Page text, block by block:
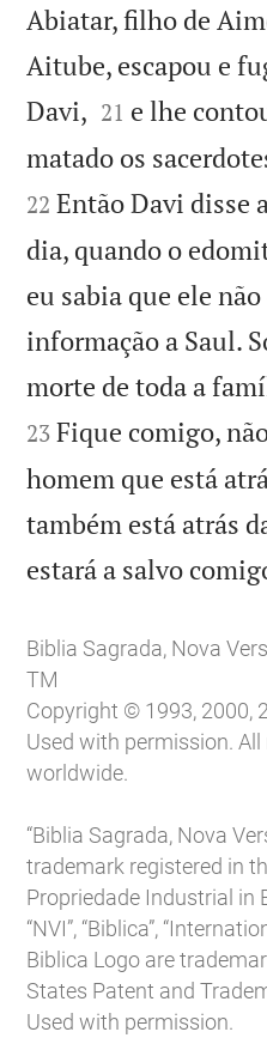
Abiatar, filho de
Aitube, escapou e
Davi, 

21 e lhe
matado os
22 Então Davi disse
dia, quando o
eu sabia que ele
informação a Saul.
morte de toda a
23 Fique comigo,
homem que está
também está atrás
estará a salvo
Biblia Sagrada, Nova
TM
Copyright © 1993, 2000,
Used with permission.
worldwide.
“Biblia Sagrada, Nova
trademark registered in
Propriedade Industrial in
“NVI”, “Biblica”,
Biblica Logo are
States Patent and
Used with permission.